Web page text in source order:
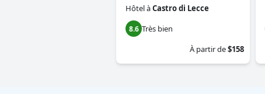
HôtelàCastro di Lecce
8.6 Très bien
À partir de$158